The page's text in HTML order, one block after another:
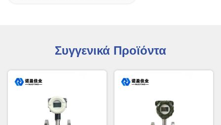
Συγγενικά Προϊόντα